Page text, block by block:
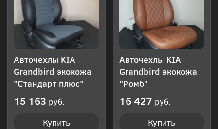
Авточехлы KIA
Grandbird экокожа
"Стандарт плюс"
15 163 руб.
Купить
Авточехлы KIA
Grandbird экокожа
"Ромб"
16 427 руб.
Купить